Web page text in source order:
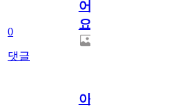
0
댓글
어
요.
아.